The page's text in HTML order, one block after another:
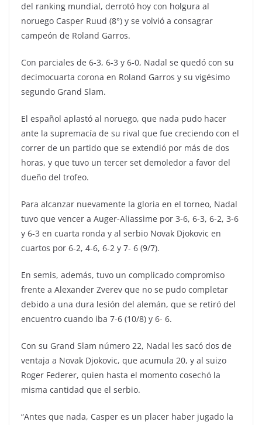
del ranking mundial, derrotó hoy con holgura al
noruego Casper Ruud (8°) y se volvió a consagrar
campeón de Roland Garros.
Con parciales de 6-3, 6-3 y 6-0, Nadal se quedó con su
decimocuarta corona en Roland Garros y su vigésimo
segundo Grand Slam.
El español aplastó al noruego, que nada pudo hacer
ante la supremacía de su rival que fue creciendo con el
correr de un partido que se extendió por más de dos
horas, y que tuvo un tercer set demoledor a favor del
dueño del trofeo.
Para alcanzar nuevamente la gloria en el torneo, Nadal
tuvo que vencer a Auger-Aliassime por 3-6, 6-3, 6-2, 3-6
y 6-3 en cuarta ronda y al serbio Novak Djokovic en
cuartos por 6-2, 4-6, 6-2 y 7- 6 (9/7).
En semis, además, tuvo un complicado compromiso
frente a Alexander Zverev que no se pudo completar
debido a una dura lesión del alemán, que se retiró del
encuentro cuando iba 7-6 (10/8) y 6- 6.
Con su Grand Slam número 22, Nadal les sacó dos de
ventaja a Novak Djokovic, que acumula 20, y al suizo
Roger Federer, quien hasta el momento cosechó la
misma cantidad que el serbio.
“Antes que nada, Casper es un placer haber jugado la